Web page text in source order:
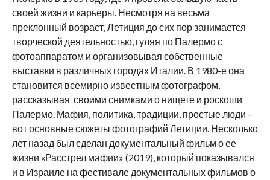
своей жизни и карьеры. Несмотря на весьма
преклонный возраст, Летиция до сих пор занимается
творческой деятельностью, гуляя по Палермо с
фотоаппаратом и организовывая собственные
выставки в различных городах Италии. В 1980-е она
становится всемирно известным фотографом,
рассказывая своими снимками о нищете и роскоши
Палермо. Мафия, политика, традиции, простые люди –
вот основные сюжеты фотографий Летиции. Несколько
лет назад был сделан документальный фильм о ее
жизни «Расстрел мафии» (2019), который показывался
и в Израиле на фестивале документальных фильмов о